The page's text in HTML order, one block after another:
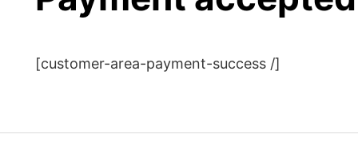
[customer-area-payment-success /]